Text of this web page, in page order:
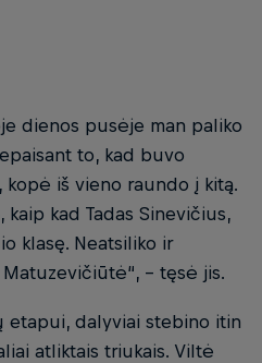
dienos pusėje man paliko
to, kad buvo
iš vieno raundo į kitą.
kad Tadas Sinevičius,
klasę. Neatsiliko ir
– tęsė jis.
etapui, dalyviai stebino itin
atliktais triukais. Viltė